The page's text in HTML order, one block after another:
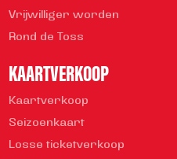
Vrijwilliger worden
Rond de Toss
KAARTVERKOOP
Kaartverkoop
Seizoenkaart
Losse ticketverkoop